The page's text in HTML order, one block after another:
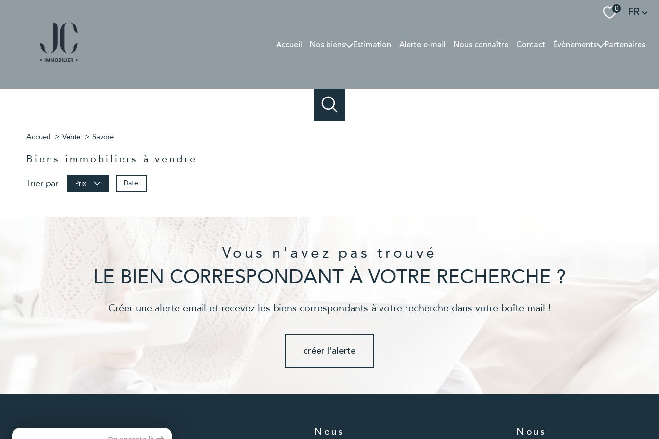
0 Langue
FR
Accueil Nos biens
Vendus
Estimation Alerte e-mail Nous connaître Contact Évènements Partenaires
Accueil Vente Savoie
Biens immobiliers à vendre
Trier par Prix Date
Vous n'avez pas trouvé
LE BIEN CORRESPONDANT À VOTRE RECHERCHE ?
Créer une alerte email et recevez les biens correspondants à votre recherche dans votre boîte mail !
créer l'alerte
Se Nous Nous